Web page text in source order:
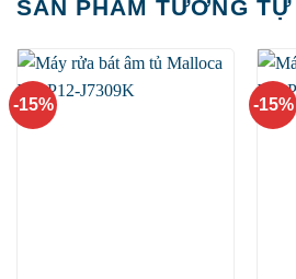
SẢN PHẨM TƯƠNG TỰ
-15% -15%